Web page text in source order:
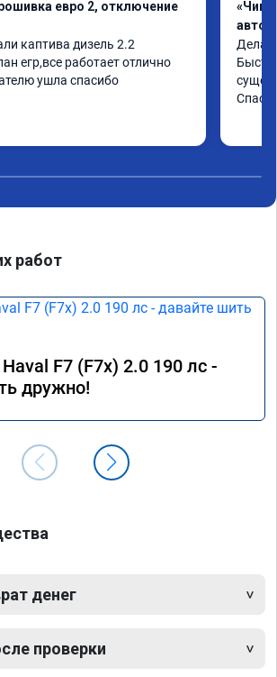
евро 2, отключение
каптива дизель 2.2
егр,все работает отлично
ушла спасибо
«Чип
работ
F7 (F7x) 2.0 190 лс -
дружно!
денег
проверки